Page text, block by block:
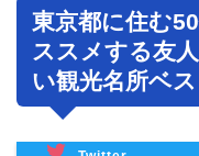
東京都に住む
ススメする友
い観光名所ベス